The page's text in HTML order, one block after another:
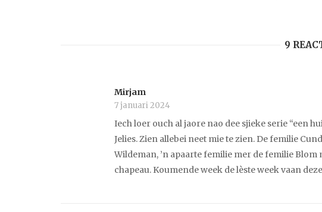
9
Mirjam
7 januari 2024
Iech loer ouch al jaore nao dee sjieke serie “een
Jelies. Zien allebei neet mie te zien. De femilie
Wildeman, ’n apaarte femilie mer de femilie
chapeau. Koumende week de lèste week vaan